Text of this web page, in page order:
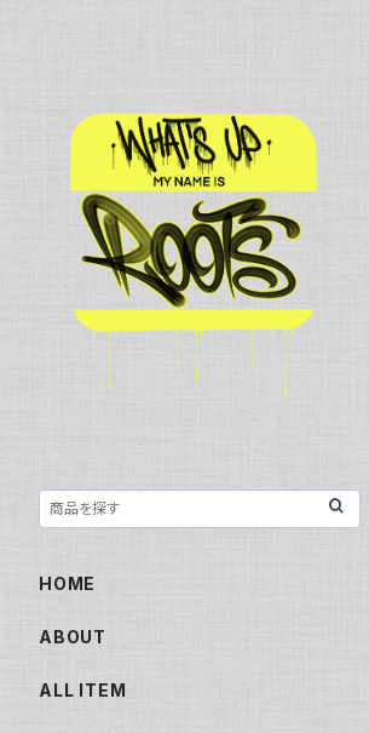
HOME
ABOUT
ALL ITEM